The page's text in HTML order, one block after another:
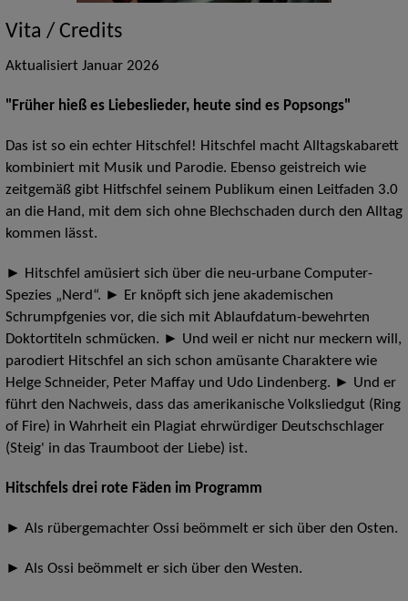
Vita / Credits
Aktualisiert Januar 2026
"Früher hieß es Liebeslieder, heute sind es Popsongs"
Das ist so ein echter Hitschfel! Hitschfel macht Alltagskabarett
kombiniert mit Musik und Parodie. Ebenso geistreich wie
zeitgemäß gibt Hitfschfel seinem Publikum einen Leitfaden 3.0
an die Hand, mit dem sich ohne Blechschaden durch den Alltag
kommen lässt.
► Hitschfel amüsiert sich über die neu-urbane Computer-
Spezies „Nerd“. ► Er knöpft sich jene akademischen
Schrumpfgenies vor, die sich mit Ablaufdatum-bewehrten
Doktortiteln schmücken. ► Und weil er nicht nur meckern will,
parodiert Hitschfel an sich schon amüsante Charaktere wie
Helge Schneider, Peter Maffay und Udo Lindenberg. ► Und er
führt den Nachweis, dass das amerikanische Volksliedgut (Ring
of Fire) in Wahrheit ein Plagiat ehrwürdiger Deutschschlager
(Steig' in das Traumboot der Liebe) ist.
Hitschfels drei rote Fäden im Programm
► Als rübergemachter Ossi beömmelt er sich über den Osten.
► Als Ossi beömmelt er sich über den Westen.